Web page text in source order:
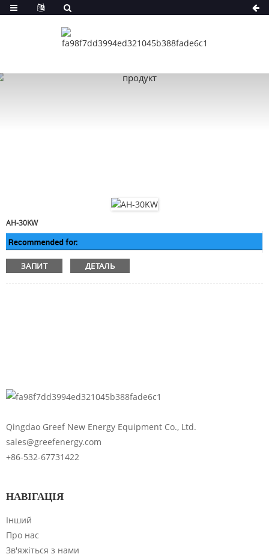
AH-30KW
ЗАПИТ ДЕТАЛЬ
Qingdao Greef New Energy Equipment Co., Ltd.
sales@greefenergy.com
+86-532-67731422
НАВІГАЦІЯ
Інший
Про нас
Зв'яжіться з нами
Будь ласка, введіть